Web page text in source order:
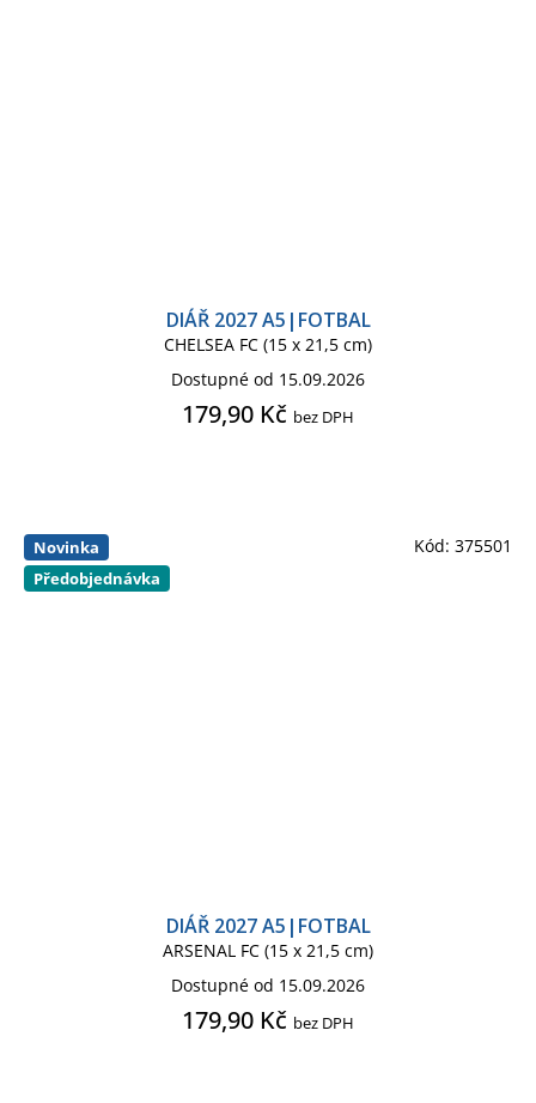
DIÁŘ 2027 A5|FOTBAL
CHELSEA FC (15 x 21,5 cm)
Dostupné od 15.09.2026
179,90 Kč bez DPH
Novinka
Předobjednávka
DIÁŘ 2027 A5|FOTBAL
ARSENAL FC (15 x 21,5 cm)
Dostupné od 15.09.2026
179,90 Kč bez DPH
Kód: 375501